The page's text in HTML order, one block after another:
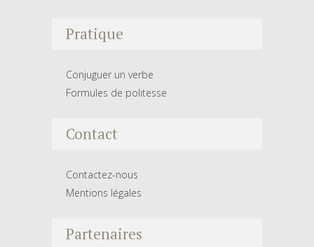
Pratique
Conjuguer un verbe
Formules de politesse
Contact
Contactez-nous
Mentions légales
Partenaires